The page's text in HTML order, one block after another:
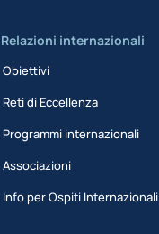
Relazioni internazionali
Obiettivi
Reti di Eccellenza
Programmi internazionali
Associazioni
Info per Ospiti Internazionali